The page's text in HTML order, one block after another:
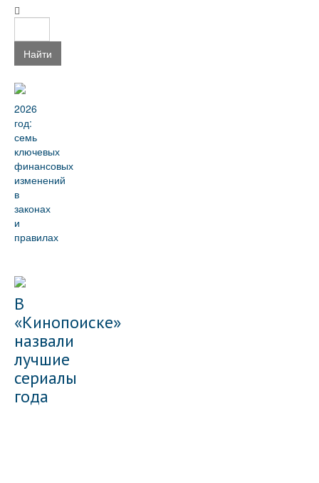
Найти
2026
год:
семь
ключевых
финансовых
изменений
в
законах
и
правилах
В
«Кинопоиске»
назвали
лучшие
сериалы
года